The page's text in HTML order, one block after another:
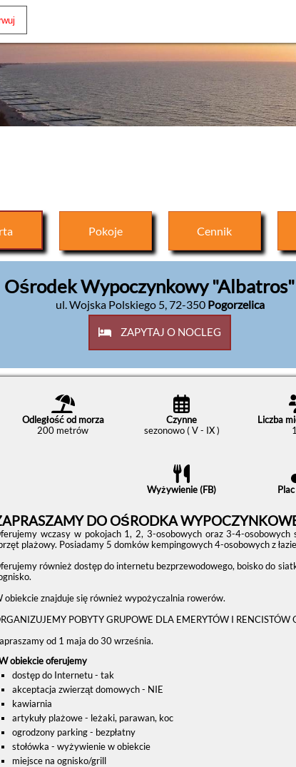
Pokoje Cennik
Ośrodek Wypoczynkowy "Albatros"
ul. Wojska Polskiego 5,72-350 Pogorzelica
ZAPYTAJ O NOCLEG
Odległość od morza
200 metrów
Czynne
sezonowo ( V - IX )
Liczba
Wyżywienie (FB)
DO OŚRODKA
wczasy w pokojach 1, 2, 3-osobowych oraz 3-4-
plażowy. Posiadamy 5 domków kempingowych 4-osobowych z
również dostęp do internetu bezprzewodowego, boisko do
obiekcie znajduje się również wypożyczalnia rowerów.
POBYTY GRUPOWE DLA EMERYTÓW I RENCISTÓW
od 1 maja do 30 września.
obiekcie oferujemy
dostęp do Internetu - tak
akceptacja zwierząt domowych - NIE
kawiarnia
artykuły plażowe - leżaki, parawan, koc
ogrodzony parking - bezpłatny
stołówka - wyżywienie w obiekcie
miejsce na ognisko/grill